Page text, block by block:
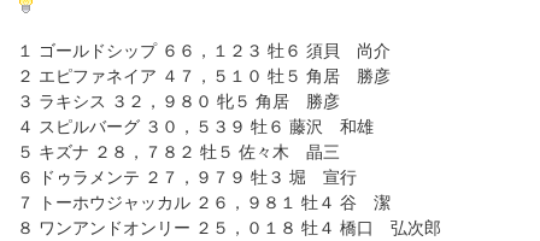
１ ゴールドシップ ６６，１２３ 牡６ 須貝 尚介
２ エピファネイア ４７，５１０ 牡５ 角居 勝彦
３ ラキシス ３２，９８０ 牝５ 角居 勝彦
４ スピルバーグ ３０，５３９ 牡６ 藤沢 和雄
５ キズナ ２８，７８２ 牡５ 佐々木 晶三
６ ドゥラメンテ ２７，９７９ 牡３ 堀 宣行
７ トーホウジャッカル ２６，９８１ 牡４ 谷 潔
８ ワンアンドオンリー ２５，０１８ 牡４ 橋口 弘次郎